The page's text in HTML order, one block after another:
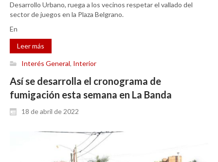
Desarrollo Urbano, ruega a los vecinos respetar el vallado del
sector de juegos en la Plaza Belgrano.
En
Leer más
Interés General, Interior
Así se desarrolla el cronograma de
fumigación esta semana en La Banda
18 de abril de 2022